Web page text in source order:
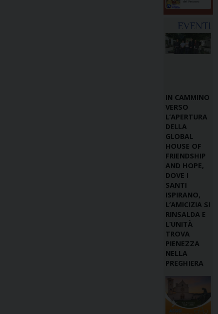
EVENTI
IN CAMMINO
VERSO
L’APERTURA
DELLA
GLOBAL
HOUSE OF
FRIENDSHIP
AND HOPE,
DOVE I
SANTI
ISPIRANO,
L’AMICIZIA SI
RINSALDA E
L’UNITÀ
TROVA
PIENEZZA
NELLA
PREGHIERA